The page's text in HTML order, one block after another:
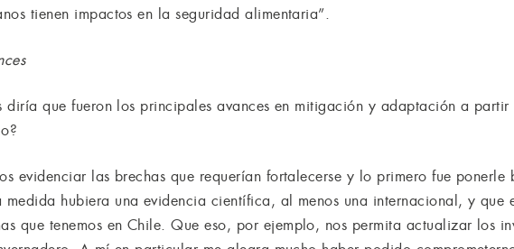
tienen impactos en la seguridad alimentaria”.
diría que fueron los principales avances en mitigación y adaptación a
evidenciar las brechas que requerían fortalecerse y lo primero fue ponerle
medida hubiera una evidencia científica, al menos una internacional, y que
que tenemos en Chile. Que eso, por ejemplo, nos permita actualizar los